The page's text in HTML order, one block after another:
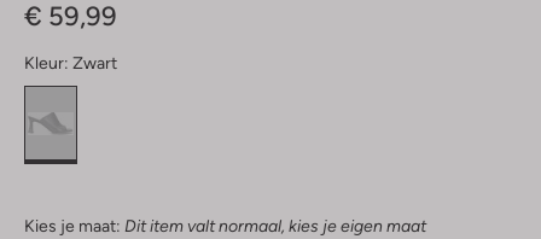
€ 59,99
Kleur: Zwart
Kies je maat: Dit item valt normaal, kies je eigen maat